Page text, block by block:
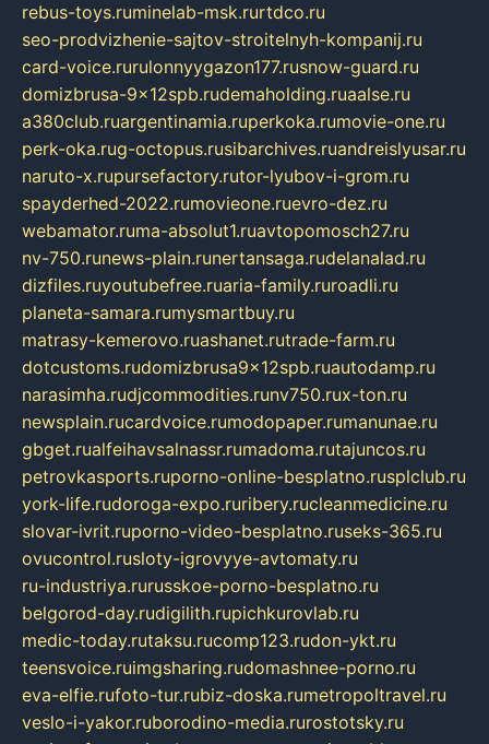
rebus-toys.ruminelab-msk.rurtdco.ru
seo-prodvizhenie-sajtov-stroitelnyh-kompanij.ru
card-voice.rurulonnyygazon177.rusnow-guard.ru
domizbrusa-9x12spb.rudemaholding.ruaalse.ru
a380club.ruargentinamia.ruperkoka.rumovie-one.ru
perk-oka.rug-octopus.rusibarchives.ruandreislyusar.ru
naruto-x.rupursefactory.rutor-lyubov-i-grom.ru
spayderhed-2022.rumovieone.ruevro-dez.ru
webamator.ruma-absolut1.ruavtopomosch27.ru
nv-750.runews-plain.runertansaga.rudelanalad.ru
dizfiles.ruyoutubefree.ruaria-family.ruroadli.ru
planeta-samara.rumysmartbuy.ru
matrasy-kemerovo.ruashanet.rutrade-farm.ru
dotcustoms.rudomizbrusa9x12spb.ruautodamp.ru
narasimha.rudjcommodities.runv750.rux-ton.ru
newsplain.rucardvoice.rumodopaper.rumanunae.ru
gbget.rualfeihavsalnassr.rumadoma.rutajuncos.ru
petrovkasports.ruporno-online-besplatno.rusplclub.ru
york-life.rudoroga-expo.ruribery.rucleanmedicine.ru
slovar-ivrit.ruporno-video-besplatno.ruseks-365.ru
ovucontrol.rusloty-igrovyye-avtomaty.ru
ru-industriya.rurusskoe-porno-besplatno.ru
belgorod-day.rudigilith.rupichkurovlab.ru
medic-today.rutaksu.rucomp123.rudon-ykt.ru
teensvoice.ruimgsharing.rudomashnee-porno.ru
eva-elfie.rufoto-tur.rubiz-doska.rumetropoltravel.ru
veslo-i-yakor.ruborodino-media.rurostotsky.ru